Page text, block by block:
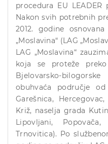
procedura EU
Nakon svih potrebnih
2012. godine
„Moslavina“ (LAG
LAG „Moslavina“
koja se proteže
Bjelovarsko-
obuhvaća područje
Garešnica,
Križ, naselja grada
Lipovljani,
Trnovitica). Po